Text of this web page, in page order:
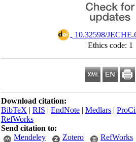
10.32598/
Ethics code: 1
Download citation:
BibTeX|RIS|EndNote|Medlars|
RefWorks
Send citation to:
Mendeley
Zotero RefWorks